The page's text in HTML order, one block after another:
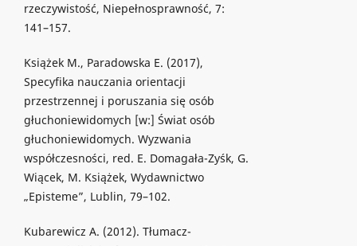
rzeczywistość, Niepełnosprawność, 7:
141–157.
Książek M., Paradowska E. (2017),
Specyfika nauczania orientacji
przestrzennej i poruszania się osób
głuchoniewidomych [w:] Świat osób
głuchoniewidomych. Wyzwania
współczesności, red. E. Domagała-Zyśk, G.
Wiącek, M. Książek, Wydawnictwo
„Episteme”, Lublin, 79–102.
Kubarewicz A. (2012). Tłumacz-